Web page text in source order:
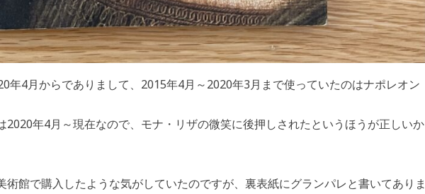
年4月からでありまして、2015年4月～2020年3月まで使っていたのはナポレオン
年4月～現在なので、モナ・リザの微笑に後押しされたというほうが正しいか
館で購入したような気がしていたのですが、裏表紙にグランパレと書いてありま